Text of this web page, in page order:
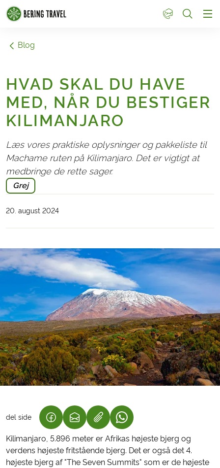
1
Blog
HVAD SKAL DU HAVE
MED, NÅR DU BESTIGER
KILIMANJARO
Læs vores praktiske oplysninger og pakkeliste til
Machame ruten på Kilimanjaro. Det er vigtigt at
medbringe de rette sager.
Grej
20. august 2024
del side (LINK ÅBNER I NY FANE)
(LINK ÅBNER I NY FANE)(LINK ÅBNER I NY FANE)
Kilimanjaro, 5.896 meter er Afrikas højeste bjerg og
verdens højeste fritstående bjerg. Det er også det 4.
højeste bjerg af "The Seven Summits" som er de højeste